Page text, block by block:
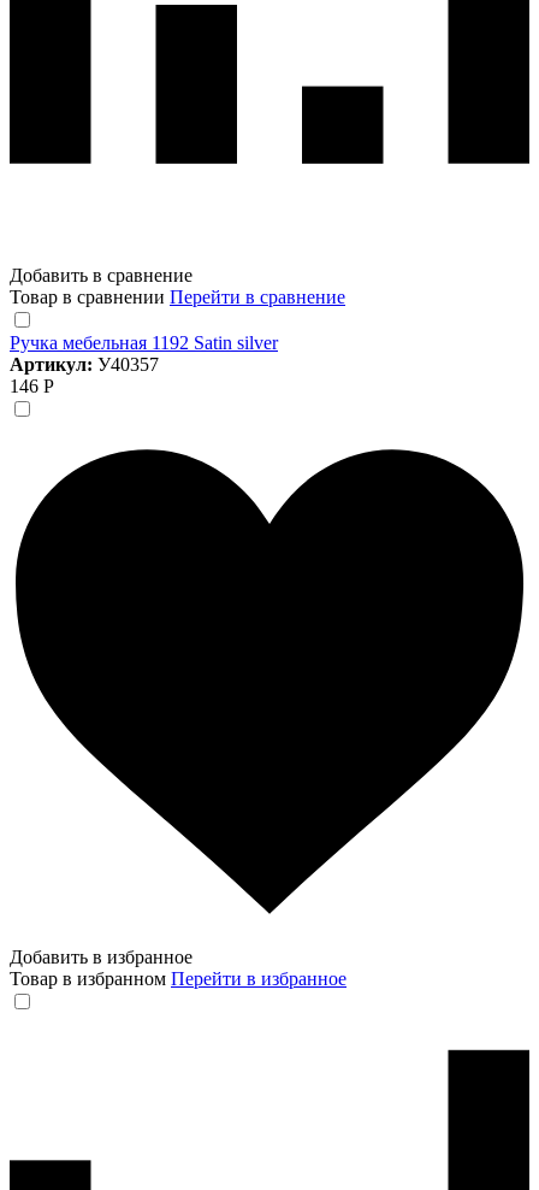
Добавить в сравнение
Товар в сравнении Перейти в сравнение
Ручка мебельная 1192 Satin silver
Артикул: У40357
146 Р
Добавить в избранное
Товар в избранном Перейти в избранное